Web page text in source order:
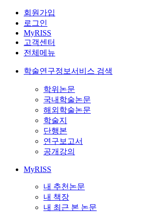
회원가입
로그인
MyRISS
고객센터
전체메뉴
학술연구정보서비스 검색
학위논문
국내학술논문
해외학술논문
학술지
단행본
연구보고서
공개강의
MyRISS
내 추천논문
내 책장
내 최근 본 논문